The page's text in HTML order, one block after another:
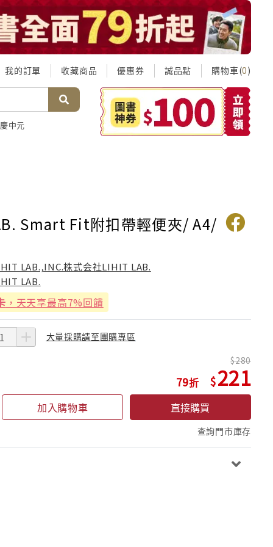
我的訂單 收藏商品 優惠券 誠品點 購物車(0)
中元
Smart Fit附扣帶輕便夾/ A4/
LAB.,INC.株式会社LIHIT LAB.
LAB.
，天天享最高7%回饋
大量採購請至團購專區
79
280
221
加入購物車 直接購買
查詢門市庫存